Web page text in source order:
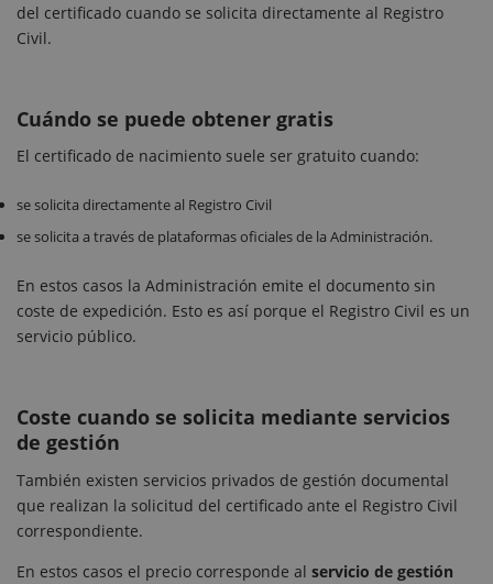
del certificado cuando se solicita directamente al Registro
Civil.
Cuándo se puede obtener gratis
El certificado de nacimiento suele ser gratuito cuando:
se solicita directamente al Registro Civil
se solicita a través de plataformas oficiales de la Administración.
En estos casos la Administración emite el documento sin
coste de expedición. Esto es así porque el Registro Civil es un
servicio público.
Coste cuando se solicita mediante servicios
de gestión
También existen servicios privados de gestión documental
que realizan la solicitud del certificado ante el Registro Civil
correspondiente.
En estos casos el precio corresponde al servicio de gestión